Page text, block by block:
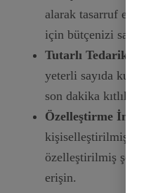
alarak tasarruf edin,
için bütçenizi
Tutarlı Tedarik:
yeterli sayıda
son dakika
Özelleştirme
kişiselleştirilmiş
özelleştirilmiş şerit
erişin.